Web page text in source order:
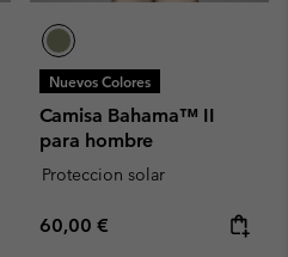
Nuevos Colores
Camisa Bahama™ II
para hombre
Proteccion solar
Regular price:
60,00 €